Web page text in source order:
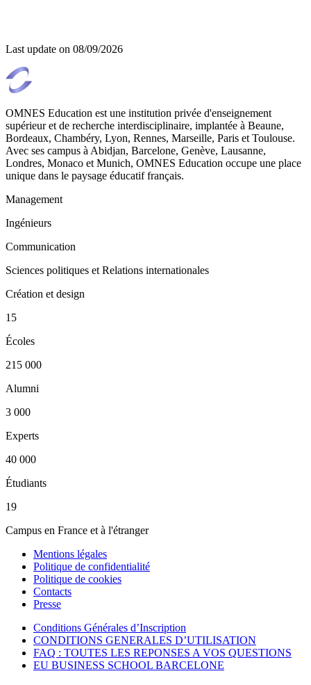
Last update on 08/09/2026
OMNES Education est une institution privée d'enseignement
supérieur et de recherche interdisciplinaire, implantée à Beaune,
Bordeaux, Chambéry, Lyon, Rennes, Marseille, Paris et Toulouse.
Avec ses campus à Abidjan, Barcelone, Genève, Lausanne,
Londres, Monaco et Munich, OMNES Education occupe une place
unique dans le paysage éducatif français.
Management
Ingénieurs
Communication
Sciences politiques et Relations internationales
Création et design
15
Écoles
215 000
Alumni
3 000
Experts
40 000
Étudiants
19
Campus en France et à l'étranger
Mentions légales
Politique de confidentialité
Politique de cookies
Contacts
Presse
Conditions Générales d’Inscription
CONDITIONS GENERALES D’UTILISATION
FAQ : TOUTES LES REPONSES A VOS QUESTIONS
EU BUSINESS SCHOOL BARCELONE